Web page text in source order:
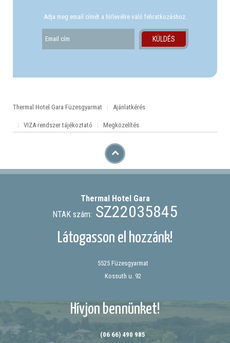
Adja meg email címét a hírlevélre való feliratkozáshoz.
Thermal Hotel Gara Füzesgyarmat Ajánlatkérés
VIZA rendszer tájékoztató Megközelítés
Thermal Hotel Gara
NTAK szám: SZ22035845
Látogasson el hozzánk!
5525 Füzesgyarmat
Kossuth u. 92
Hívjon bennünket!
(06 66) 490 985